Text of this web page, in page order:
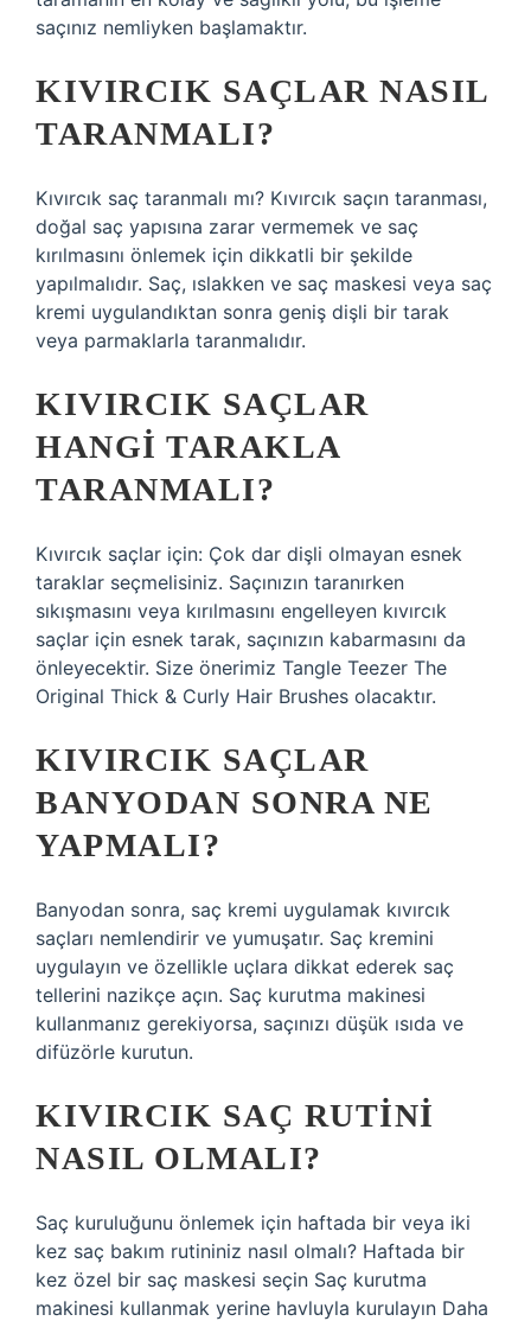
saçınız nemliyken başlamaktır.
KIVIRCIK SAÇLAR NASIL
TARANMALI?
Kıvırcık saç taranmalı mı? Kıvırcık saçın taranması,
doğal saç yapısına zarar vermemek ve saç
kırılmasını önlemek için dikkatli bir şekilde
yapılmalıdır. Saç, ıslakken ve saç maskesi veya saç
kremi uygulandıktan sonra geniş dişli bir tarak
veya parmaklarla taranmalıdır.
KIVIRCIK SAÇLAR
HANGI TARAKLA
TARANMALI?
Kıvırcık saçlar için: Çok dar dişli olmayan esnek
taraklar seçmelisiniz. Saçınızın taranırken
sıkışmasını veya kırılmasını engelleyen kıvırcık
saçlar için esnek tarak, saçınızın kabarmasını da
önleyecektir. Size önerimiz Tangle Teezer The
Original Thick & Curly Hair Brushes olacaktır.
KIVIRCIK SAÇLAR
BANYODAN SONRA NE
YAPMALI?
Banyodan sonra, saç kremi uygulamak kıvırcık
saçları nemlendirir ve yumuşatır. Saç kremini
uygulayın ve özellikle uçlara dikkat ederek saç
tellerini nazikçe açın. Saç kurutma makinesi
kullanmanız gerekiyorsa, saçınızı düşük ısıda ve
difüzörle kurutun.
KIVIRCIK SAÇ RUTINI
NASIL OLMALI?
Saç kuruluğunu önlemek için haftada bir veya iki
kez saç bakım rutininiz nasıl olmalı? Haftada bir
kez özel bir saç maskesi seçin Saç kurutma
makinesi kullanmak yerine havluyla kurulayın Daha